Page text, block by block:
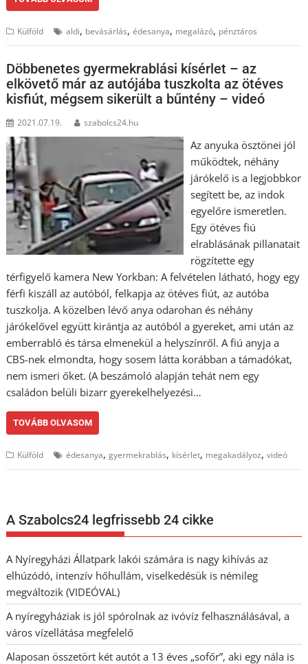
Külföld aldi, bevásárlás,édesanya, megalázó, pénztáros
Döbbenetes gyermekrablási kísérlet – az
elkövető már az autójába tuszkolta az ötéves
kisfiút, mégsem sikerült a bűntény – videó
2021.07.19. szabolcs24.hu
Az anyuka ösztönei jól
működtek, néhány
járókelő is a legjobbkor
segített be, az indok
egyelőre ismeretlen.
Egy ötéves fiú
elrablásának pillanatait
rögzítette egy
térfigyelő kamera New Yorkban: A felvételen látható, hogy egy
férfi kiszáll az autóból, felkapja az ötéves fiút, az autóba
tuszkolja. A közelben lévő anya odarohan és néhány
járókelővel együtt kirántja az autóból a gyereket, ami után az
emberrabló és társa elmenekül a helyszínről. A fiú anyja a
CBS-nek elmondta, hogy sosem látta korábban a támadókat,
nem ismeri őket. (A beszámoló alapján tehát nem egy
családon belüli bizarr gyerekelhelyezési…
TOVÁBB OLVASOM
Külföld édesanya,gyermekrablás, kísérlet, megakadályoz,videó
A Szabolcs24 legfrissebb 24 cikke
A Nyíregyházi Állatpark lakói számára is nagy kihívás az
elhúzódó, intenzív hőhullám, viselkedésük is némileg
megváltozik (VIDEÓVAL)
A nyíregyháziak is jól spórolnak az ivóvíz felhasználásával, a
város vízellátása megfelelő
Alaposan összetört két autót a 13 éves „sofőr”, aki egy nála is